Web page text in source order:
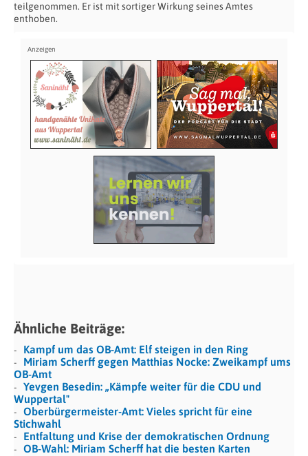
teilgenommen. Er ist mit sortiger Wirkung seines Amtes
enthoben.
Ähnliche Beiträge:
Kampf um das OB-Amt: Elf steigen in den Ring
Miriam Scherff gegen Matthias Nocke: Zweikampf ums
OB-Amt
Yevgen Besedin: „Kämpfe weiter für die CDU und
Wuppertal"
Oberbürgermeister-Amt: Vieles spricht für eine
Stichwahl
Entfaltung und Krise der demokratischen Ordnung
OB-Wahl: Miriam Scherff hat die besten Karten